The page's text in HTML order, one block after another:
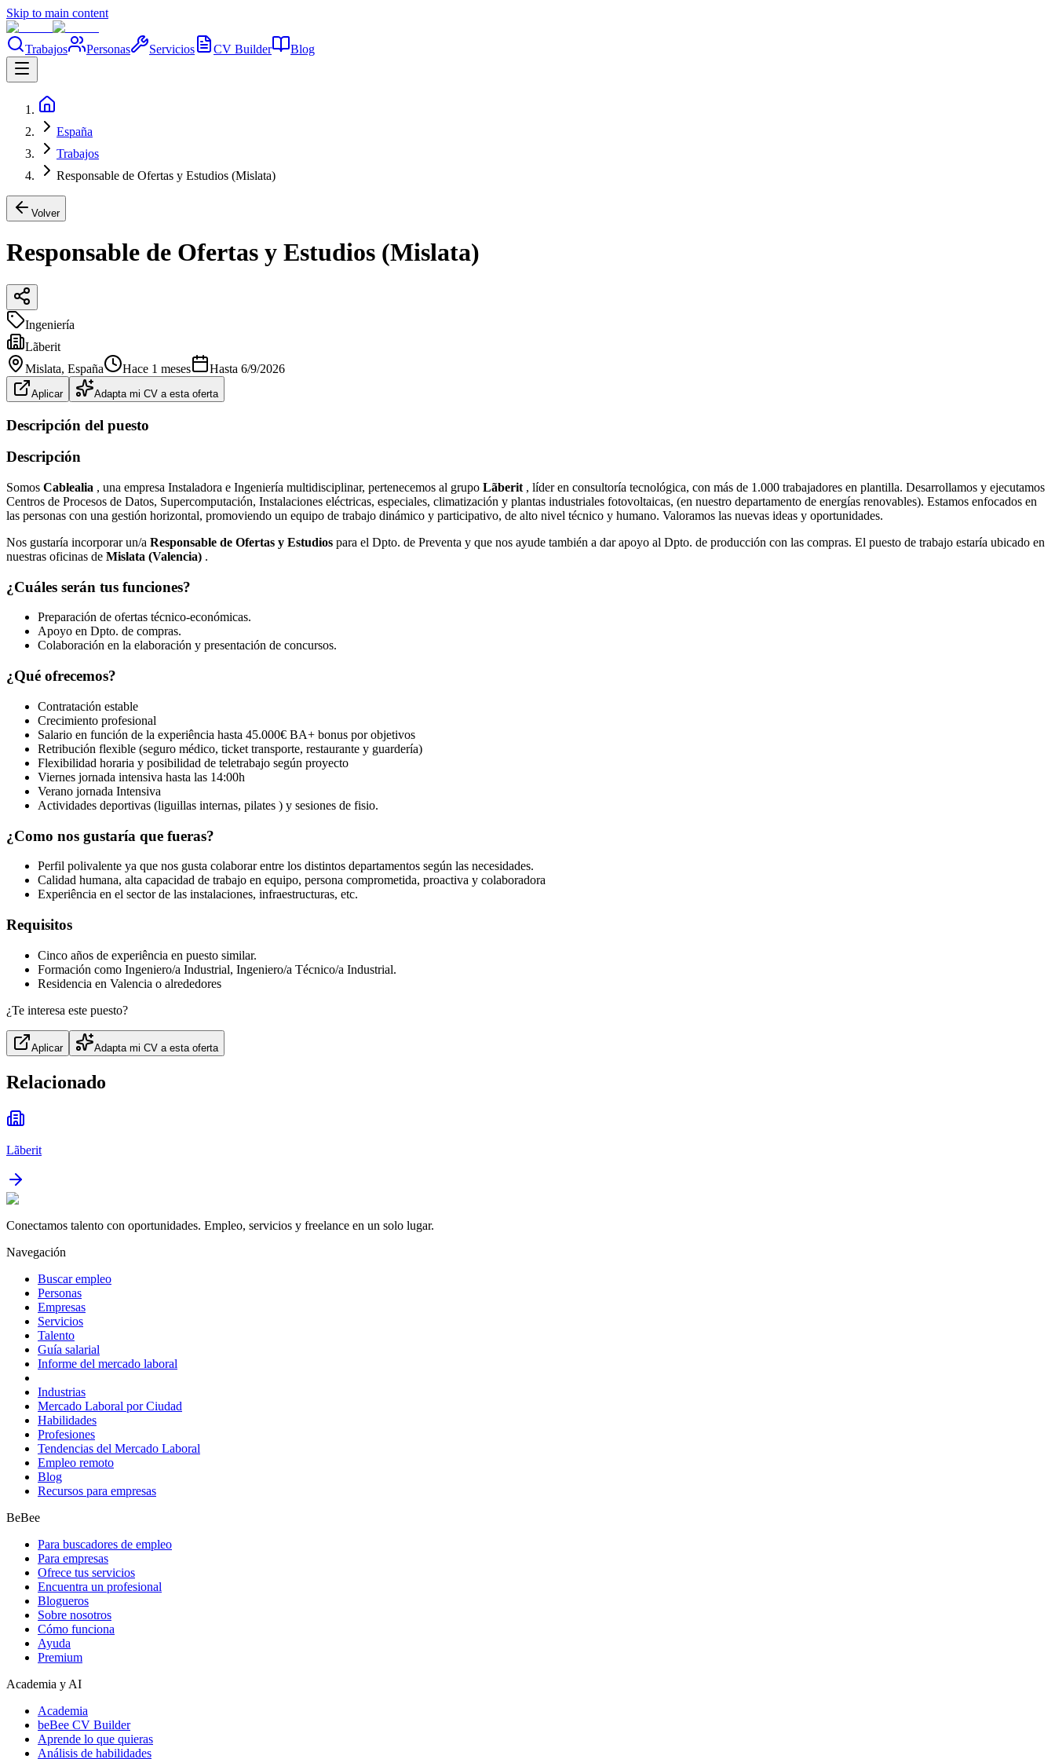
Skip to main content
Trabajos Personas Servicios CV Builder Blog
España
Trabajos
Responsable de Ofertas y Estudios (Mislata)
Volver
Responsable de Ofertas y Estudios (Mislata)
Ingeniería
Lãberit
Mislata, España Hace 1 meses Hasta 6/9/2026
Aplicar Adapta mi CV a esta oferta
Descripción del puesto
Descripción
Somos Cablealia , una empresa Instaladora e Ingeniería multidisciplinar, pertenecemos al grupo Lãberit , líder en consultoría tecnológica, con más de 1.000 trabajadores en plantilla. Desarrollamos y ejecutamos
Centros de Procesos de Datos, Supercomputación, Instalaciones eléctricas, especiales, climatización y plantas industriales fotovoltaicas, (en nuestro departamento de energías renovables). Estamos enfocados en
las personas con una gestión horizontal, promoviendo un equipo de trabajo dinámico y participativo, de alto nivel técnico y humano. Valoramos las nuevas ideas y oportunidades.
Nos gustaría incorporar un/a Responsable de Ofertas y Estudios para el Dpto. de Preventa y que nos ayude también a dar apoyo al Dpto. de producción con las compras. El puesto de trabajo estaría ubicado en
nuestras oficinas de Mislata (Valencia) .
¿Cuáles serán tus funciones?
Preparación de ofertas técnico-económicas.
Apoyo en Dpto. de compras.
Colaboración en la elaboración y presentación de concursos.
¿Qué ofrecemos?
Contratación estable
Crecimiento profesional
Salario en función de la experiência hasta 45.000€ BA+ bonus por objetivos
Retribución flexible (seguro médico, ticket transporte, restaurante y guardería)
Flexibilidad horaria y posibilidad de teletrabajo según proyecto
Viernes jornada intensiva hasta las 14:00h
Verano jornada Intensiva
Actividades deportivas (liguillas internas, pilates ) y sesiones de fisio.
¿Como nos gustaría que fueras?
Perfil polivalente ya que nos gusta colaborar entre los distintos departamentos según las necesidades.
Calidad humana, alta capacidad de trabajo en equipo, persona comprometida, proactiva y colaboradora
Experiência en el sector de las instalaciones, infraestructuras, etc.
Requisitos
Cinco años de experiência en puesto similar.
Formación como Ingeniero/a Industrial, Ingeniero/a Técnico/a Industrial.
Residencia en Valencia o alrededores
¿Te interesa este puesto?
Aplicar Adapta mi CV a esta oferta
Relacionado
Lãberit
Conectamos talento con oportunidades. Empleo, servicios y freelance en un solo lugar.
Navegación
Buscar empleo
Personas
Empresas
Servicios
Talento
Guía salarial
Informe del mercado laboral
Industrias
Mercado Laboral por Ciudad
Habilidades
Profesiones
Tendencias del Mercado Laboral
Empleo remoto
Blog
Recursos para empresas
BeBee
Para buscadores de empleo
Para empresas
Ofrece tus servicios
Encuentra un profesional
Blogueros
Sobre nosotros
Cómo funciona
Ayuda
Premium
Academia y AI
Academia
beBee CV Builder
Aprende lo que quieras
Análisis de habilidades